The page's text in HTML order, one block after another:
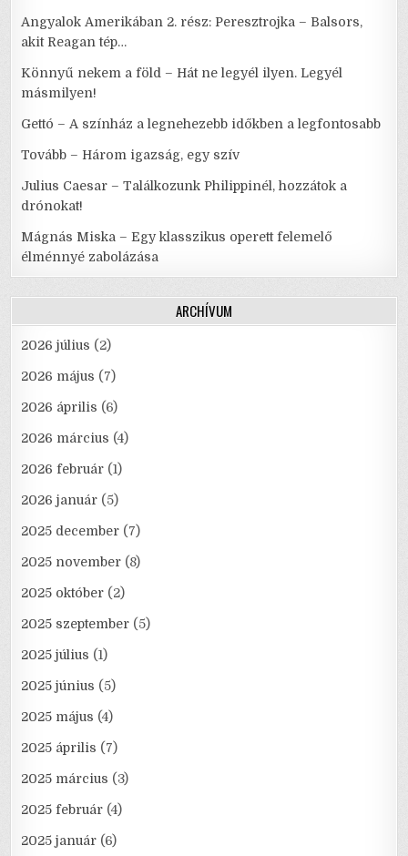
Angyalok Amerikában 2. rész: Peresztrojka – Balsors,
akit Reagan tép…
Könnyű nekem a föld – Hát ne legyél ilyen. Legyél
másmilyen!
Gettó – A színház a legnehezebb időkben a legfontosabb
Tovább – Három igazság, egy szív
Julius Caesar – Találkozunk Philippinél, hozzátok a
drónokat!
Mágnás Miska – Egy klasszikus operett felemelő
élménnyé zabolázása
ARCHÍVUM
2026 július (2)
2026 május (7)
2026 április (6)
2026 március (4)
2026 február (1)
2026 január (5)
2025 december (7)
2025 november (8)
2025 október (2)
2025 szeptember (5)
2025 július (1)
2025 június (5)
2025 május (4)
2025 április (7)
2025 március (3)
2025 február (4)
2025 január (6)